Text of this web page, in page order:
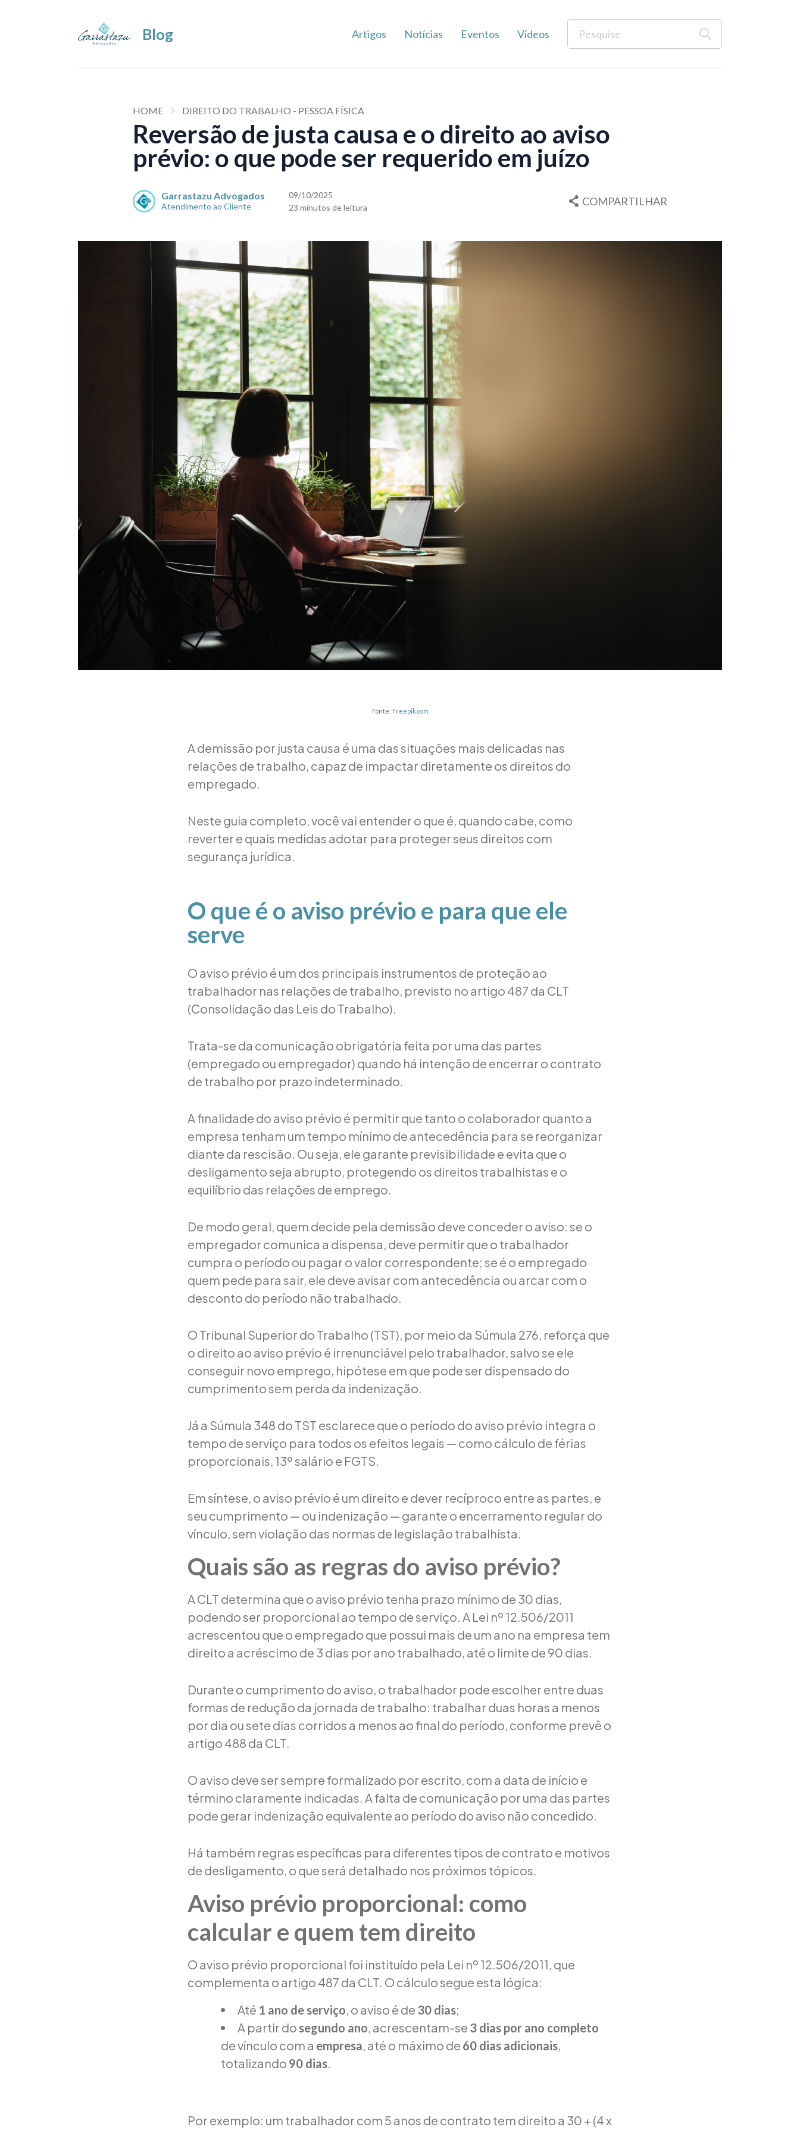
Artigos Notícias Eventos Vídeos
HOME DIREITO DO TRABALHO - PESSOA FÍSICA
Reversão de justa causa e o direito ao aviso
prévio: o que pode ser requerido em juízo
Garrastazu Advogados
Atendimento ao Cliente
09/10/2025
23 minutos de leitura
COMPARTILHAR
Fonte: Freepik.com
A demissão por justa causa é uma das situações mais delicadas nas
relações de trabalho, capaz de impactar diretamente os direitos do
empregado.
Neste guia completo, você vai entender o que é, quando cabe, como
reverter e quais medidas adotar para proteger seus direitos com
segurança jurídica.
O que é o aviso prévio e para que ele
serve
O aviso prévio é um dos principais instrumentos de proteção ao
trabalhador nas relações de trabalho, previsto no artigo 487 da CLT
(Consolidação das Leis do Trabalho).
Trata-se da comunicação obrigatória feita por uma das partes
(empregado ou empregador) quando há intenção de encerrar o contrato
de trabalho por prazo indeterminado.
A finalidade do aviso prévio é permitir que tanto o colaborador quanto a
empresa tenham um tempo mínimo de antecedência para se reorganizar
diante da rescisão. Ou seja, ele garante previsibilidade e evita que o
desligamento seja abrupto, protegendo os direitos trabalhistas e o
equilíbrio das relações de emprego.
De modo geral, quem decide pela demissão deve conceder o aviso: se o
empregador comunica a dispensa, deve permitir que o trabalhador
cumpra o período ou pagar o valor correspondente; se é o empregado
quem pede para sair, ele deve avisar com antecedência ou arcar com o
desconto do período não trabalhado.
O Tribunal Superior do Trabalho (TST), por meio da Súmula 276, reforça que
o direito ao aviso prévio é irrenunciável pelo trabalhador, salvo se ele
conseguir novo emprego, hipótese em que pode ser dispensado do
cumprimento sem perda da indenização.
Já a Súmula 348 do TST esclarece que o período do aviso prévio integra o
tempo de serviço para todos os efeitos legais — como cálculo de férias
proporcionais, 13º salário e FGTS.
Em síntese, o aviso prévio é um direito e dever recíproco entre as partes, e
seu cumprimento — ou indenização — garante o encerramento regular do
vínculo, sem violação das normas de legislação trabalhista.
Quais são as regras do aviso prévio?
A CLT determina que o aviso prévio tenha prazo mínimo de 30 dias,
podendo ser proporcional ao tempo de serviço. A Lei nº 12.506/2011
acrescentou que o empregado que possui mais de um ano na empresa tem
direito a acréscimo de 3 dias por ano trabalhado, até o limite de 90 dias.
Durante o cumprimento do aviso, o trabalhador pode escolher entre duas
formas de redução da jornada de trabalho: trabalhar duas horas a menos
por dia ou sete dias corridos a menos ao final do período, conforme prevê o
artigo 488 da CLT.
O aviso deve ser sempre formalizado por escrito, com a data de início e
término claramente indicadas. A falta de comunicação por uma das partes
pode gerar indenização equivalente ao período do aviso não concedido.
Há também regras específicas para diferentes tipos de contrato e motivos
de desligamento, o que será detalhado nos próximos tópicos.
Aviso prévio proporcional: como
calcular e quem tem direito
O aviso prévio proporcional foi instituído pela Lei nº 12.506/2011, que
complementa o artigo 487 da CLT. O cálculo segue esta lógica:
Até 1 ano de serviço, o aviso é de 30 dias;
A partir do segundo ano, acrescentam-se 3 dias por ano completo
de vínculo com a empresa, até o máximo de 60 dias adicionais,
totalizando 90 dias.
Por exemplo: um trabalhador com 5 anos de contrato tem direito a 30 + (4 x